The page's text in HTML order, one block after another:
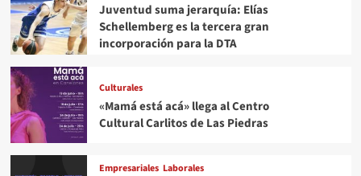
Juventud suma jerarquía: Elías
Schellemberg es la tercera gran
incorporación para la DTA
Culturales
«Mamá está acá» llega al Centro
Cultural Carlitos de Las Piedras
Empresariales Laborales